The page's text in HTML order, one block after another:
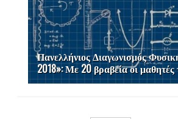
Πανελλήνιος Διαγωνισμός
2018»: Με 20 βραβεία οι μαθητές